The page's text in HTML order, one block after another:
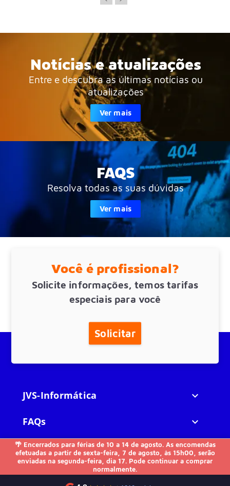
🌴 Encerrados para férias de 10 a 14 de agosto. As encomendas
efetuadas a partir de sexta-feira, 7 de agosto, às 15h00, serão
enviadas na segunda-feira, dia 17. Pode continuar a comprar
normalmente.
Notícias e atualizações
Entre e descubra as últimas notícias ou
atualizações
Ver mais
FAQS
Resolva todas as suas dúvidas
Ver mais
Você é profissional?
Solicite informações, temos tarifas
especiais para você
Solicitar
JVS-Informática 
FAQs 
Outros 
Contacte-nos